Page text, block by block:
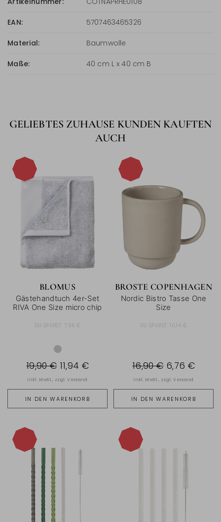
EAN: 5707463465326
Material: Baumwolle
Maße: 40 cm L x 40 cm B
GELIEBTES ZUHAUSE KUNDEN KAUFTEN
AUCH
-40%
BLOMUS
Gästehandtuch 4er-Set
RIVA One Size micro chip
DU SPARST: 7,96 €
IN DEN WARENKORB
19,90 € 11,94 €
inkl. MwSt., zzgl.Versand
-60%
BROSTE COPENHAGEN
Nordic Bistro Tasse One
Size
DU SPARST: 10,14 €
IN DEN WARENKORB
16,90 € 6,76 €
inkl. MwSt., zzgl.Versand